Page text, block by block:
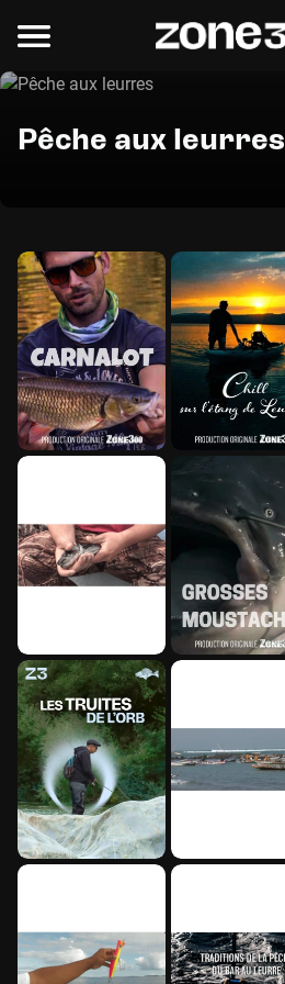
Pêche aux leurres